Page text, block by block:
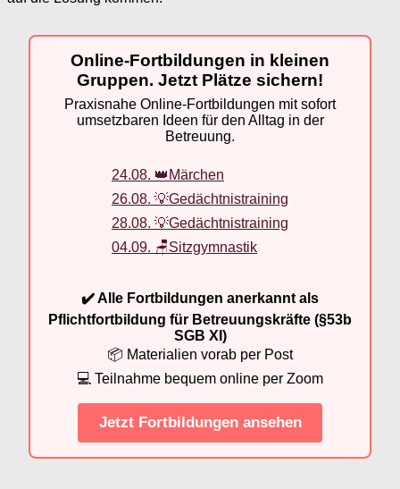
Online-Fortbildungen in kleinen
Gruppen. Jetzt Plätze sichern!
Praxisnahe Online-Fortbildungen mit sofort
umsetzbaren Ideen für den Alltag in der
Betreuung.
24.08. 👑Märchen
26.08. 💡Gedächtnistraining
28.08. 💡Gedächtnistraining
04.09. 🪑Sitzgymnastik
✔️ Alle Fortbildungen anerkannt als
Pflichtfortbildung für Betreuungskräfte (§53b
SGB XI)
📦 Materialien vorab per Post
💻 Teilnahme bequem online per Zoom
Jetzt Fortbildungen ansehen